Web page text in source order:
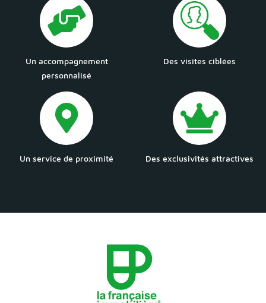
Un accompagnement
personnalisé
Des visites ciblées
Un service de proximité Des exclusivités attractives